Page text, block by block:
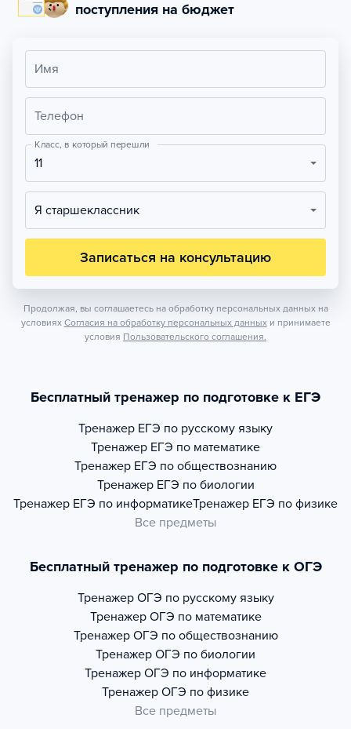
поступления на бюджет
Имя
Телефон
Класс, в который перешли
11
Я старшеклассник
Записаться на консультацию
Продолжая, вы соглашаетесь на обработку персональных данных на
условиях Согласия на обработку персональных данных и принимаете
условия Пользовательского соглашения.
Бесплатный тренажер по подготовке к ЕГЭ
Тренажер ЕГЭ по русскому языку
Тренажер ЕГЭ по математике
Тренажер ЕГЭ по обществознанию
Тренажер ЕГЭ по биологии
Тренажер ЕГЭ по информатикеТренажер ЕГЭ по физике
Все предметы
Бесплатный тренажер по подготовке к ОГЭ
Тренажер ОГЭ по русскому языку
Тренажер ОГЭ по математике
Тренажер ОГЭ по обществознанию
Тренажер ОГЭ по биологии
Тренажер ОГЭ по информатике
Тренажер ОГЭ по физике
Все предметы